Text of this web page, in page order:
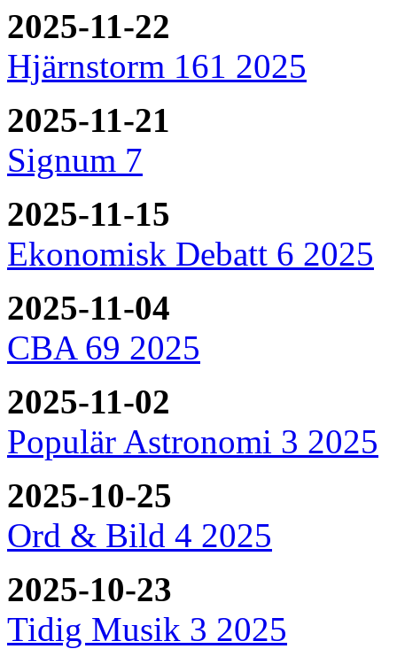
2025-11-22
Hjärnstorm 161 2025
2025-11-21
Signum 7
2025-11-15
Ekonomisk Debatt 6 2025
2025-11-04
CBA 69 2025
2025-11-02
Populär Astronomi 3 2025
2025-10-25
Ord & Bild 4 2025
2025-10-23
Tidig Musik 3 2025